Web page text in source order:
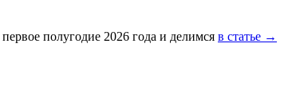
полугодие 2026 года и делимся в статье →